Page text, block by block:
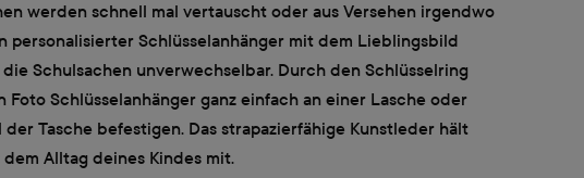
werden schnell mal vertauscht oder aus Versehen irgendwo
personalisierter Schlüsselanhänger mit dem Lieblingsbild
Schulsachen unverwechselbar. Durch den Schlüsselring
Foto Schlüsselanhänger ganz einfach an einer Lasche oder
der Tasche befestigen. Das strapazierfähige Kunstleder hält
Alltag deines Kindes mit.